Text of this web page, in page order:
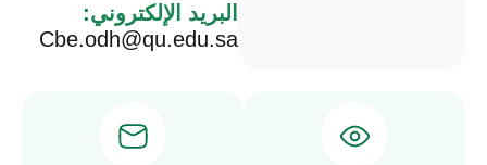
البريد الإلكتروني:
Cbe.odh@qu.edu.sa